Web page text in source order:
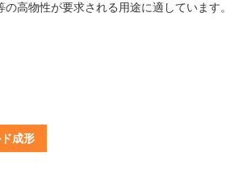
高物性が要求される用途に適しています。
成形